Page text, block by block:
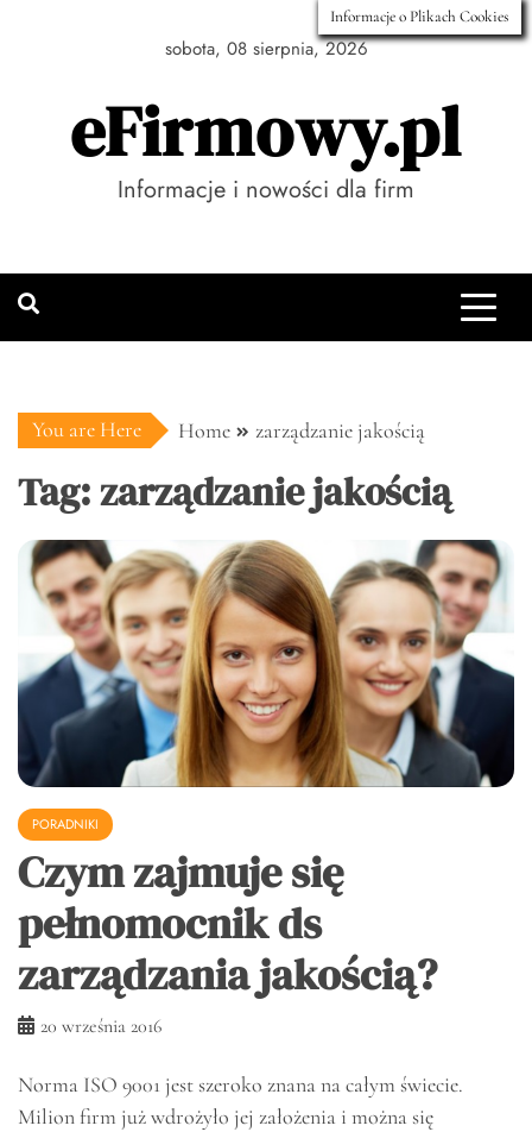
sobota, 08 sierpnia, 2026
eFirmowy.pl
Informacje i nowości dla firm
You are Here Home zarządzanie jakością
Tag:zarządzanie jakością
PORADNIKI
Czym zajmuje się
pełnomocnik ds
zarządzania jakością?
20 września 2016
Norma ISO 9001 jest szeroko znana na całym świecie.
Milion firm już wdrożyło jej założenia i można się
Informacje o Plikach Cookies